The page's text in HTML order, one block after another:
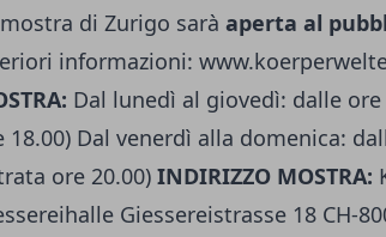
di Zurigo sarà aperta al
informazioni:
Dal lunedì al giovedì: dalle
18.00) Dal venerdì alla domenica:
ore 20.00) INDIRIZZO MOSTRA:
Giessereistrasse 18 CH-